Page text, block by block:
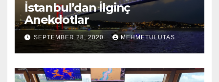
İstanbul’dan İlginç
Anekdotlar
SEPTEMBER 28, 2020 MEHMETULUTAS